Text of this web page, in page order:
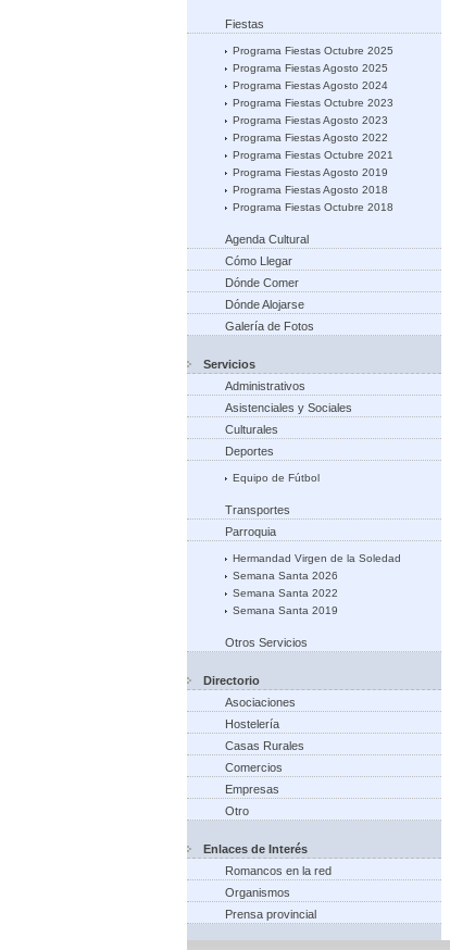
Fiestas
Programa Fiestas Octubre 2025
Programa Fiestas Agosto 2025
Programa Fiestas Agosto 2024
Programa Fiestas Octubre 2023
Programa Fiestas Agosto 2023
Programa Fiestas Agosto 2022
Programa Fiestas Octubre 2021
Programa Fiestas Agosto 2019
Programa Fiestas Agosto 2018
Programa Fiestas Octubre 2018
Agenda Cultural
Cómo Llegar
Dónde Comer
Dónde Alojarse
Galería de Fotos
Servicios
Administrativos
Asistenciales y Sociales
Culturales
Deportes
Equipo de Fútbol
Transportes
Parroquia
Hermandad Virgen de la Soledad
Semana Santa 2026
Semana Santa 2022
Semana Santa 2019
Otros Servicios
Directorio
Asociaciones
Hostelería
Casas Rurales
Comercios
Empresas
Otro
Enlaces de Interés
Romancos en la red
Organismos
Prensa provincial